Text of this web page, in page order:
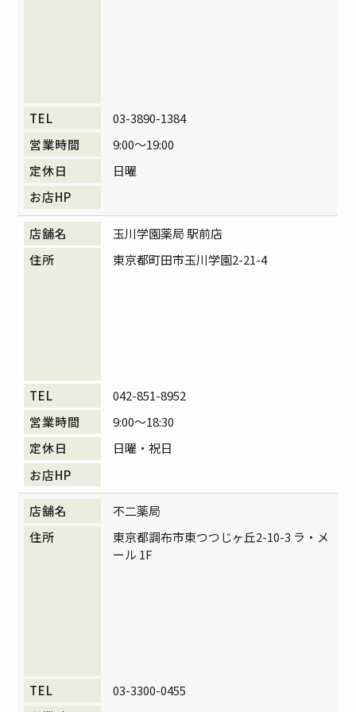
03-3890-1384
9:00～19:00
日曜
玉川学園薬局 駅前店
東京都町田市玉川学園2-21-4
042-851-8952
9:00～18:30
日曜・祝日
不二薬局
東京都調布市東つつじヶ丘2-10-3 ラ・メ
ール 1F
03-3300-0455